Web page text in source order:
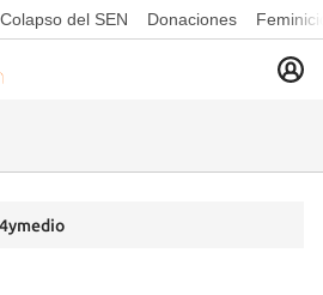
Colapso del SEN Donaciones